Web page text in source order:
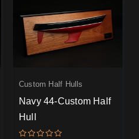
Custom Half Hulls
Navy 44-Custom Half
Hull